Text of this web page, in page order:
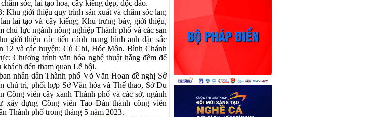
sóc, lai tạo hoa, cây kiểng đẹp, độc đáo.
Khu giới thiệu quy trình sản xuất và chăm sóc lan;
lai tạo và cây kiểng; Khu trưng bày, giới thiệu,
chủ lực ngành nông nghiệp Thành phố và các sản
giới thiệu các tiểu cảnh mang hình ảnh đặc sắc
12 và các huyện: Củ Chi, Hóc Môn, Bình Chánh
Chương trình văn hóa nghệ thuật hằng đêm để
đến tham quan Lễ hội.
nhân dân Thành phố Võ Văn Hoan đề nghị Sở
chủ trì, phối hợp Sở Văn hóa và Thể thao, Sở Du
viên cây xanh Thành phố và các sở, ngành
xây dựng Công viên Tao Đàn thành công viên
Thành phố trong tháng 5 năm 2023.
Triển khai phong trào “Hãy trở
thành Công dân số Thành phố
Hồ Chí Minh - Kết nối nhanh
chóng giữa công dân và chính
quyền” cho công chức, viên
chức và người lao động(20/01)
Ban hành đơn giá bồi thường
vật nuôi trên địa bàn Thành phố
(13/01)
■
Lấy ý kiến góp ý dự thảo Nghị
quyết bãi bỏ Nghị quyết số
02/2017/NQ-HĐND ngày 06
tháng 7 năm 2017(13/01)